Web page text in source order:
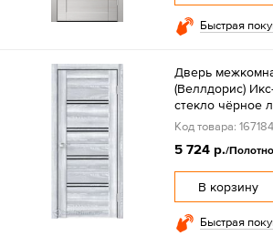
Быстрая
Дверь
(Веллдорис)
стекло чёрное
Код товара: 167184
5 724 р./Полотно
В корзину
Быстрая